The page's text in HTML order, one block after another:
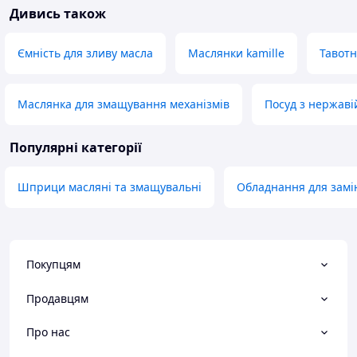
Дивись також
Ємність для зливу масла Маслянки kamille
Маслянка для змащування механізмів Посуд з
Популярні категорії
Шприци масляні та змащувальні Обладнання для
Покупцям
Продавцям
Про нас